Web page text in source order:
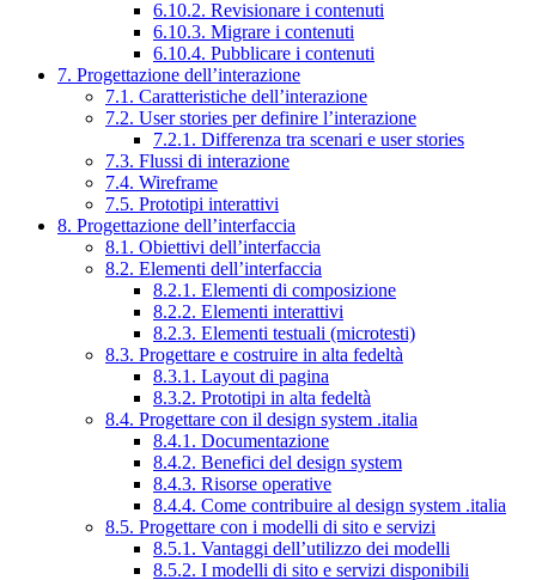
6.10.2. Revisionare i contenuti
6.10.3. Migrare i contenuti
6.10.4. Pubblicare i contenuti
7. Progettazione dell’interazione
7.1. Caratteristiche dell’interazione
7.2. User stories per definire l’interazione
7.2.1. Differenza tra scenari e user stories
7.3. Flussi di interazione
7.4. Wireframe
7.5. Prototipi interattivi
8. Progettazione dell’interfaccia
8.1. Obiettivi dell’interfaccia
8.2. Elementi dell’interfaccia
8.2.1. Elementi di composizione
8.2.2. Elementi interattivi
8.2.3. Elementi testuali (microtesti)
8.3. Progettare e costruire in alta fedeltà
8.3.1. Layout di pagina
8.3.2. Prototipi in alta fedeltà
8.4. Progettare con il design system .italia
8.4.1. Documentazione
8.4.2. Benefici del design system
8.4.3. Risorse operative
8.4.4. Come contribuire al design system .italia
8.5. Progettare con i modelli di sito e servizi
8.5.1. Vantaggi dell’utilizzo dei modelli
8.5.2. I modelli di sito e servizi disponibili